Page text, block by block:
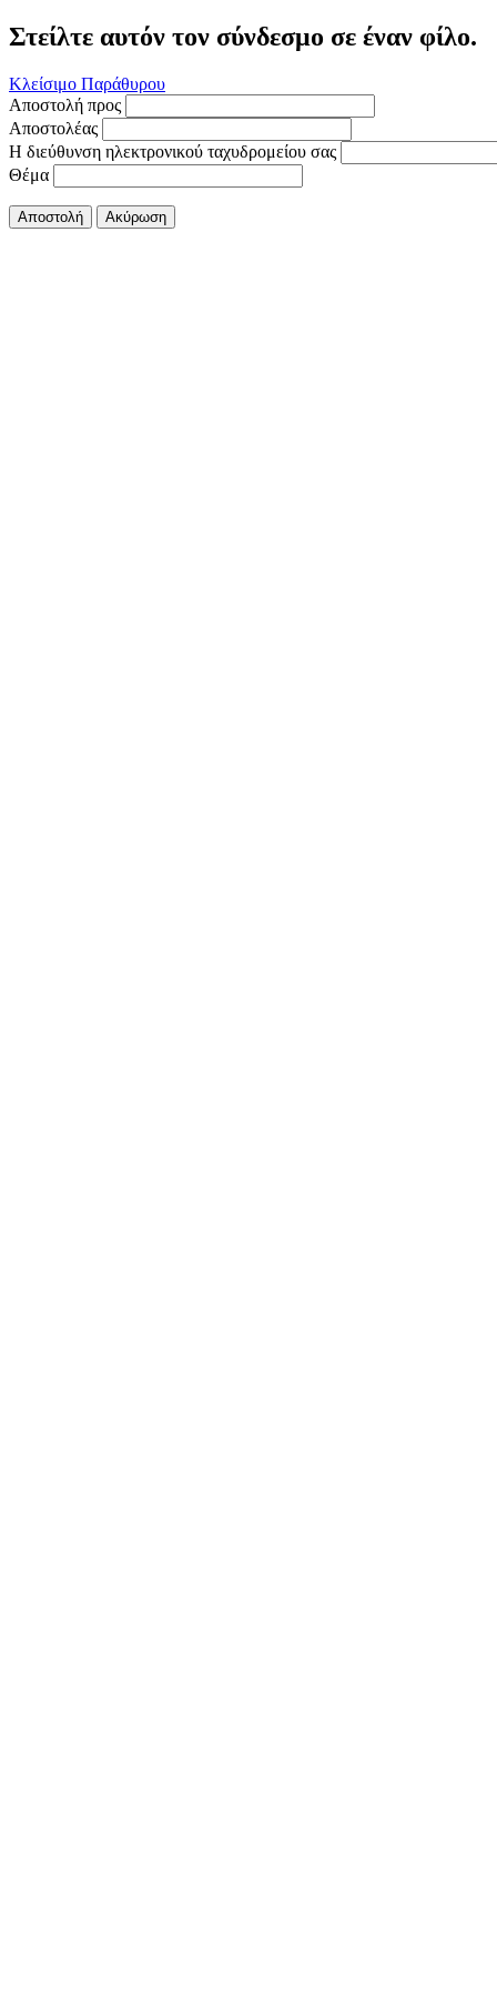
Στείλτε αυτόν τον σύνδεσμο σε έναν φίλο.
Κλείσιμο Παράθυρου
Αποστολή προς
Αποστολέας
Η διεύθυνση ηλεκτρονικού ταχυδρομείου σας
Θέμα
Αποστολή Ακύρωση